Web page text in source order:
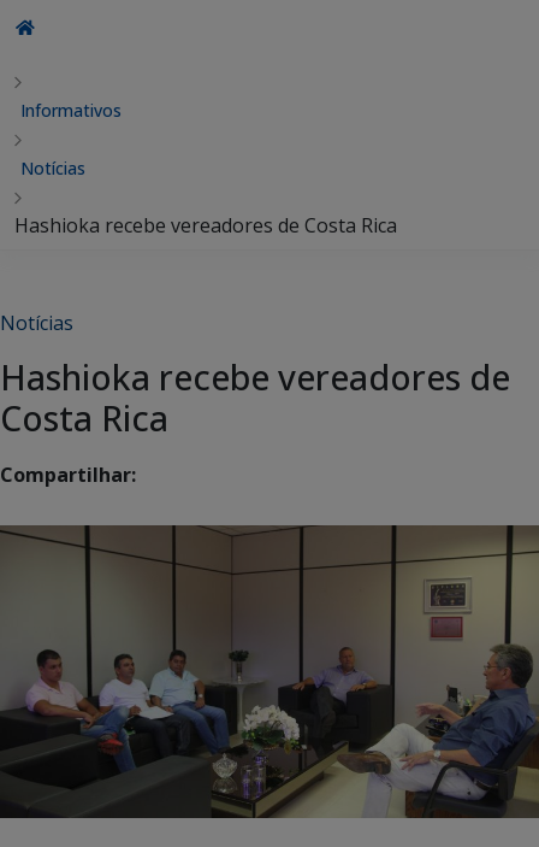
Informativos
Notícias
Hashioka recebe vereadores de Costa Rica
Notícias
Hashioka recebe vereadores de
Costa Rica
Compartilhar: